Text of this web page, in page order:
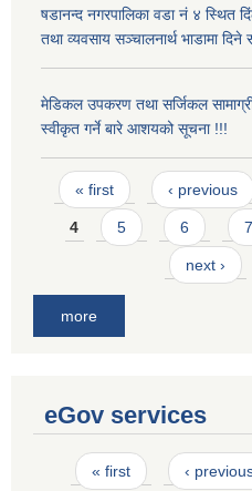
षडानन्द नगरपालिका वडा नं ४ स्थित
तथा व्यवसाय सञ्चालनार्थ भाडामा दिने
मेडिकल उपकरण तथा सर्जिकल
स्वीकृत गर्ने बारे आशयको सूचना !!!
Pages
« first ‹ previous
4 5 6 7
next ›
more
eGov services
Pages
« first ‹